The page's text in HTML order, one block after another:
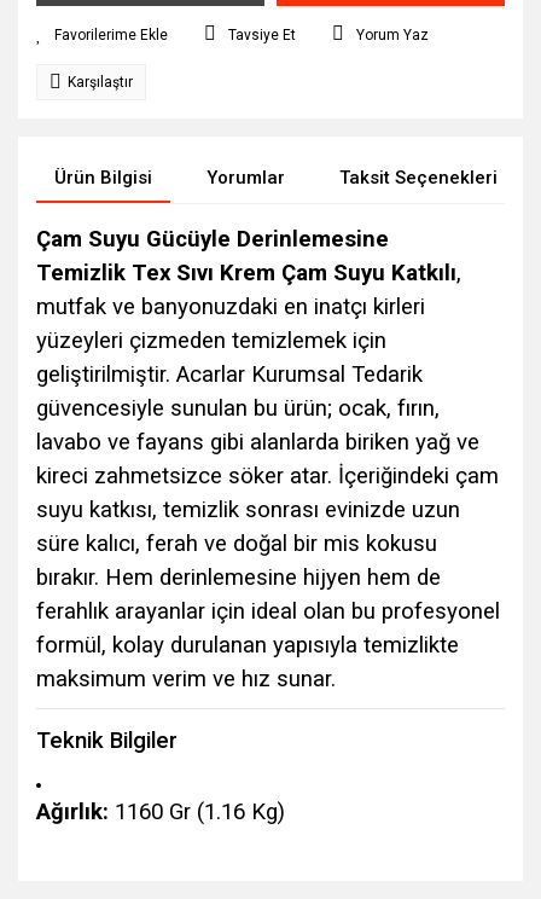
Tavsiye Et Yorum Yaz
Karşılaştır
Ürün Bilgisi Yorumlar Taksit Seçenekleri
Çam Suyu Gücüyle Derinlemesine
Temizlik Tex Sıvı Krem Çam Suyu Katkılı,
mutfak ve banyonuzdaki en inatçı kirleri
yüzeyleri çizmeden temizlemek için
geliştirilmiştir. Acarlar Kurumsal Tedarik
güvencesiyle sunulan bu ürün; ocak, fırın,
lavabo ve fayans gibi alanlarda biriken yağ ve
kireci zahmetsizce söker atar. İçeriğindeki çam
suyu katkısı, temizlik sonrası evinizde uzun
süre kalıcı, ferah ve doğal bir mis kokusu
bırakır. Hem derinlemesine hijyen hem de
ferahlık arayanlar için ideal olan bu profesyonel
formül, kolay durulanan yapısıyla temizlikte
maksimum verim ve hız sunar.
Teknik Bilgiler
Ağırlık: 1160 Gr (1.16 Kg)